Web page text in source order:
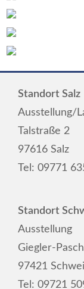
Standort Salz
Ausstellung/
Talstraße 2
97616 Salz
Tel: 09771
Standort
Ausstellung
Giegler-
97421
Tel: 09721